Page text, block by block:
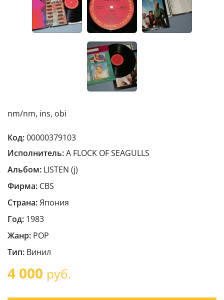
nm/nm, ins, obi
Код:00000379103
Исполнитель:A FLOCK OF SEAGULLS
Альбом: LISTEN (j)
Фирма: CBS
Страна:Япония
Год: 1983
Жанр: POP
Тип: Винил
4 000 руб.